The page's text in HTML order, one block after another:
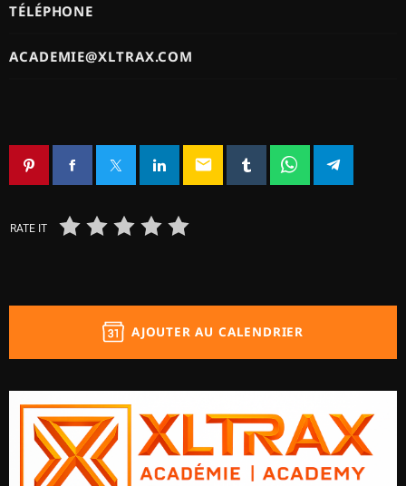
TÉLÉPHONE
ACADEMIE@XLTRAX.COM
email
RATE IT
AJOUTER AU CALENDRIER